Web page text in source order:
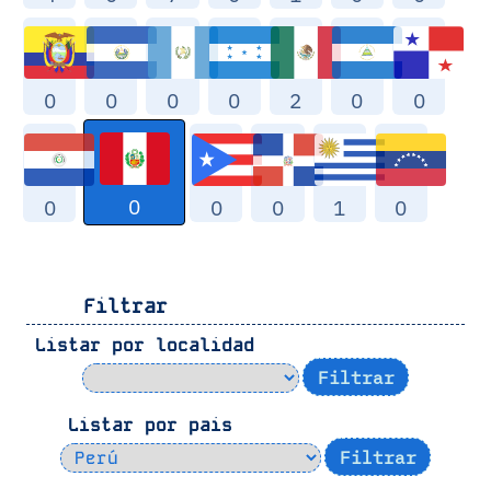
0 0 0 0 2 0 0
0 0 0 0 1 0
Filtrar
Listar por localidad
Listar por pais